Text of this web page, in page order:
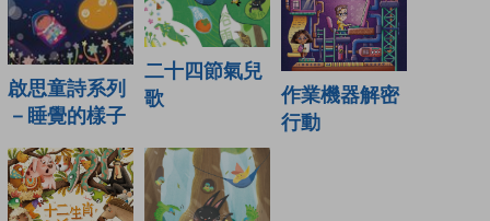
啟思童詩系列
－睡覺的樣子
二十四節氣兒
歌
作業機器解密
行動